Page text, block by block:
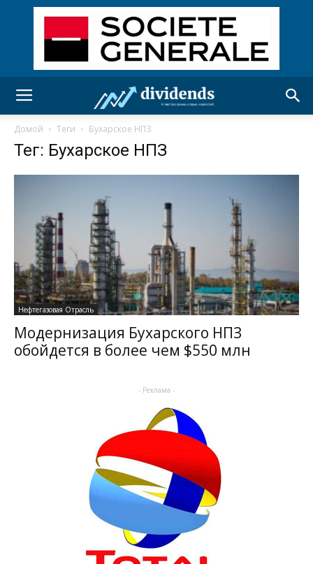
Домой Теги Бухарское НПЗ
Тег: Бухарское НПЗ
Нефтегазовая Отрасль
Модернизация Бухарского НПЗ
обойдется в более чем $550 млн
- Реклама -